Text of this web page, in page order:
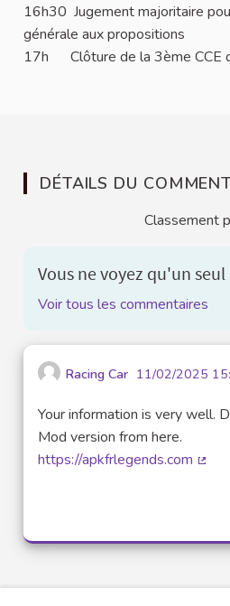
16h30 Jugement majoritaire
générale aux propositions
17h Clôture de la 3ème CCE
DÉTAILS DU
Classement
Vous ne voyez qu'un
Voir tous les commentaires
Racing Car 11/02/2025
Your information is very well.
Mod version from here.
https://apkfrlegends.com